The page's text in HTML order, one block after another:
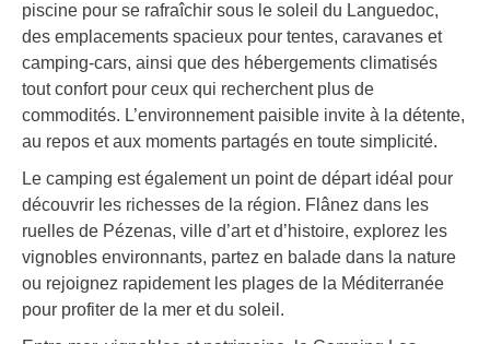
piscine pour se rafraîchir sous le soleil du Languedoc,
des emplacements spacieux pour tentes, caravanes et
camping-cars, ainsi que des hébergements climatisés
tout confort pour ceux qui recherchent plus de
commodités. L’environnement paisible invite à la détente,
au repos et aux moments partagés en toute simplicité.
Le camping est également un point de départ idéal pour
découvrir les richesses de la région. Flânez dans les
ruelles de Pézenas, ville d’art et d’histoire, explorez les
vignobles environnants, partez en balade dans la nature
ou rejoignez rapidement les plages de la Méditerranée
pour profiter de la mer et du soleil.